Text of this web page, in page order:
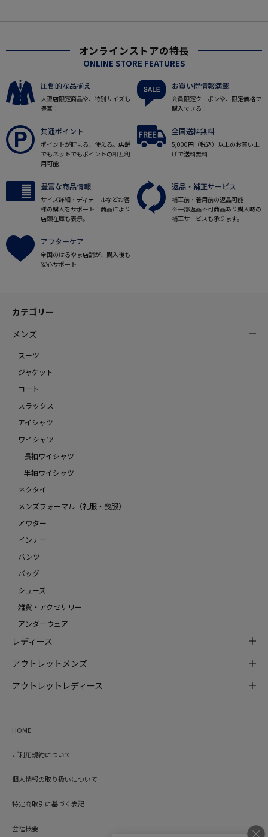
オンラインストアの特長
ONLINE STORE FEATURES
圧倒的な品揃え
大型店限定商品や、特別サイズも
豊富！
お買い得情報満載
会員限定クーポンや、限定価格で
購入できる！
共通ポイント
ポイントが貯まる、使える。店舗
でもネットでもポイントの相互利
用可能！
全国送料無料
5,000円（税込）以上のお買い上
げで送料無料
豊富な商品情報
サイズ詳細・ディテールなどお客
様の購入をサポート！商品により
店頭在庫も表示。
返品・補正サービス
補正前・着用前の返品可能
※一部返品不可商品あり購入時の
補正サービスも承ります。
アフターケア
全国のはるやま店舗が、購入後も
安心サポート
カテゴリー
メンズ
スーツ
ジャケット
コート
スラックス
アイシャツ
ワイシャツ
長袖ワイシャツ
半袖ワイシャツ
ネクタイ
メンズフォーマル（礼服・喪服）
アウター
インナー
パンツ
バッグ
シューズ
雑貨・アクセサリー
アンダーウェア
レディース
アウトレットメンズ
アウトレットレディース
HOME
ご利用規約について
個人情報の取り扱いについて
特定商取引に基づく表記
会社概要